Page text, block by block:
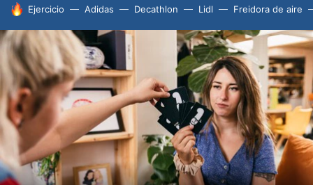
HOY SE HABLA DE
Ejercicio Adidas Decathlon Lidl Freidora de aire